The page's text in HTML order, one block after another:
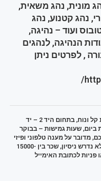
מונית, נהג משאית,
נהג קטנוע, נהג
ועוד – נהיגה,
הנהיגה, לנהגים
, לפרטים ניתן
דרושים דרושות לעבודה בשירות לקוחות קל ונוח, בתחום היד 2 – יד
ביום, שעות גמישות – בבוקר
מדובר על מענה טלפוני ופיזי
ללקוחות המעוניינים לקחת מוצרי יד 2, לא נדרש ניסיון, שכר בין 15000-
או פניות לכתובת האימייל